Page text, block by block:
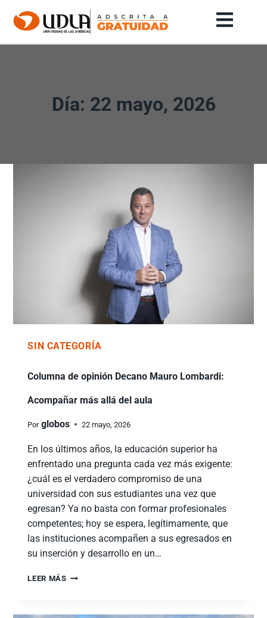
Día: 22 mayo, 2026
SIN CATEGORÍA
Columna de opinión Decano Mauro Lombardi:
Acompañar más allá del aula
Por globos 22 mayo, 2026
En los últimos años, la educación superior ha
enfrentado una pregunta cada vez más exigente:
¿cuál es el verdadero compromiso de una
universidad con sus estudiantes una vez que
egresan? Ya no basta con formar profesionales
competentes; hoy se espera, legítimamente, que
las instituciones acompañen a sus egresados en
su inserción y desarrollo en un…
LEER MÁS